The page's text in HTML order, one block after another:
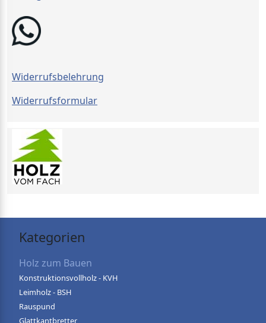
Widerrufsbelehrung
Widerrufsformular
Kategorien
Holz zum Bauen
Konstruktionsvollholz - KVH
Leimholz - BSH
Rauspund
Glattkantbretter